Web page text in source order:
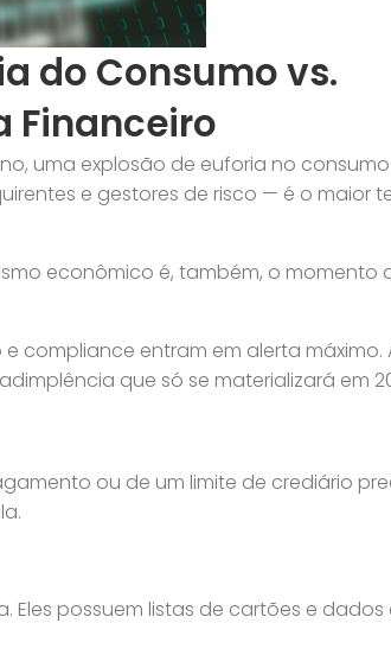
do Consumo vs.
Financeiro
uma explosão de euforia no
e gestores de risco — é o maior
econômico é, também, o momento
compliance entram em alerta máximo.
que só se materializará em
ou de um limite de crediário
Eles possuem listas de cartões e